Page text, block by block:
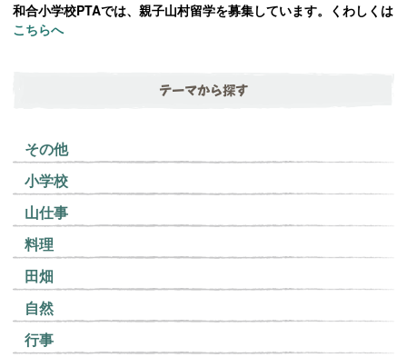
和合小学校PTAでは、親子山村留学を募集しています。くわしくは
こちらへ
テーマから探す
その他
小学校
山仕事
料理
田畑
自然
行事